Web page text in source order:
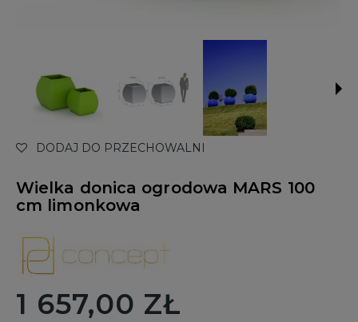
DODAJ DO PRZECHOWALNI
Wielka donica ogrodowa MARS 100
cm limonkowa
1 657,00 ZŁ